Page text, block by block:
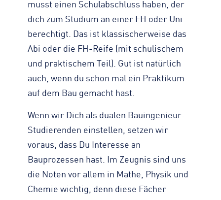
musst einen Schulabschluss haben, der
dich zum Studium an einer FH oder Uni
berechtigt. Das ist klassischerweise das
Abi oder die FH-Reife (mit schulischem
und praktischem Teil). Gut ist natürlich
auch, wenn du schon mal ein Praktikum
auf dem Bau gemacht hast.
Wenn wir Dich als dualen Bauingenieur-
Studierenden einstellen, setzen wir
voraus, dass Du Interesse an
Bauprozessen hast. Im Zeugnis sind uns
die Noten vor allem in Mathe, Physik und
Chemie wichtig, denn diese Fächer